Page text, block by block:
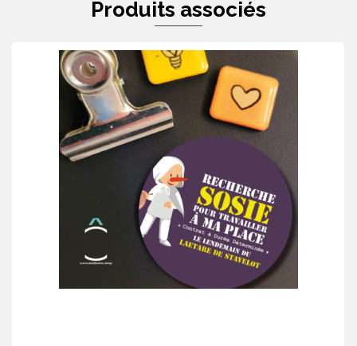
Produits associés